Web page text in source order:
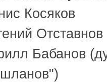
Косяков
Бабанов